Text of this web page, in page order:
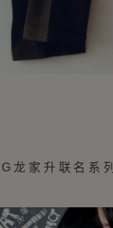
龙家升联名系列